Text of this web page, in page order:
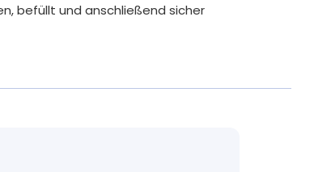
befüllt und anschließend sicher